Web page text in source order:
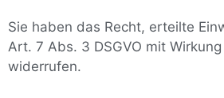
Sie haben das Recht, erteilte
Art. 7 Abs. 3 DSGVO mit
widerrufen.